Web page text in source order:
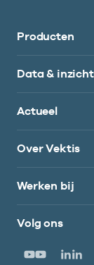
Producten
Data &
Actueel
Over Vektis
Werken bij
Volg ons